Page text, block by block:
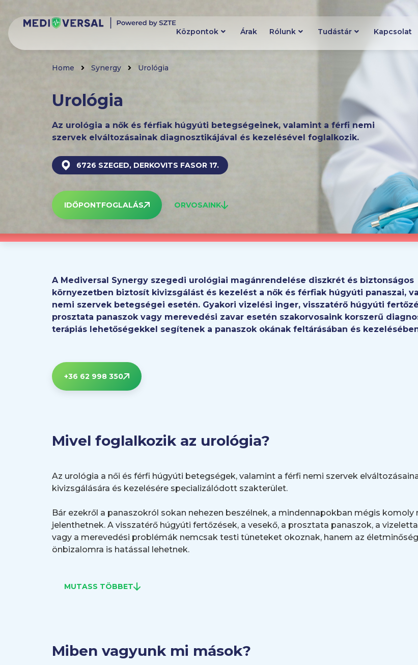
Központok Árak Rólunk Tudástár Kapcsolat
Home Synergy Urológia
Urológia
Az urológia a nők és férfiak húgyúti betegségeinek, valamint a férfi nemi
szervek elváltozásainak diagnosztikájával és kezelésével foglalkozik.
6726 SZEGED, DERKOVITS FASOR 17.
IDŐPONTFOGLALÁS ORVOSAINK
A Mediversal Synergy szegedi urológiai magánrendelése diszkrét és biztonságos
környezetben biztosít kivizsgálást és kezelést a nők és férfiak húgyúti panaszai,
nemi szervek betegségei esetén. Gyakori vizelési inger, visszatérő húgyúti
prosztata panaszok vagy merevedési zavar esetén szakorvosaink korszerű
terápiás lehetőségekkel segítenek a panaszok okának feltárásában és
+36 62 998 350
Mivel foglalkozik az urológia?
Az urológia a női és férfi húgyúti betegségek, valamint a férfi nemi szervek
kivizsgálására és kezelésére specializálódott szakterület.
Bár ezekről a panaszokról sokan nehezen beszélnek, a mindennapokban mégis komoly
jelenthetnek. A visszatérő húgyúti fertőzések, a vesekő, a prosztata panaszok, a
vagy a merevedési problémák nemcsak testi tüneteket okoznak, hanem az
önbizalomra is hatással lehetnek.
jelentős életminőség-javulást hozhat. A túlzott szemérmesség leküzdése ezért legalább
műtétek elvégzésére is felkészültek. Ide tartozik például a vese teljes vagy részleges
MUTASS TÖBBET
Miben vagyunk mi mások?